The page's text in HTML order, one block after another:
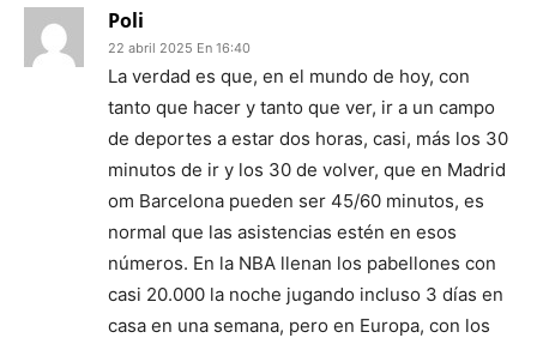
Poli
22 abril 2025 En 16:40
La verdad es que, en el mundo de hoy, con
tanto que hacer y tanto que ver, ir a un campo
de deportes a estar dos horas, casi, más los 30
minutos de ir y los 30 de volver, que en Madrid
om Barcelona pueden ser 45/60 minutos, es
normal que las asistencias estén en esos
números. En la NBA llenan los pabellones con
casi 20.000 la noche jugando incluso 3 días en
casa en una semana, pero en Europa, con los